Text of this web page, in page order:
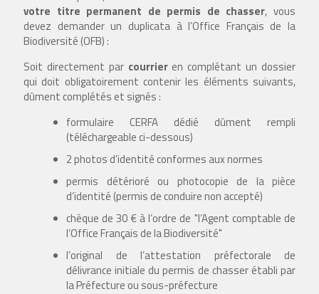
votre titre permanent de permis de chasser, vous
devez demander un duplicata à l’Office Français de la
Biodiversité (OFB) :
Soit directement par courrieren complétant un dossier
qui doit obligatoirement contenir les éléments suivants,
dûment complétés et signés :
formulaire CERFA dédié dûment rempli
(téléchargeable ci-dessous)
2 photos d’identité conformes aux normes
permis détérioré ou photocopie de la pièce
d’identité (permis de conduire non accepté)
chèque de 30 € à l’ordre de "l’Agent comptable de
l’Office Français de la Biodiversité"
l’original de l’attestation préfectorale de
délivrance initiale du permis de chasser établi par
la Préfecture ou sous-préfecture